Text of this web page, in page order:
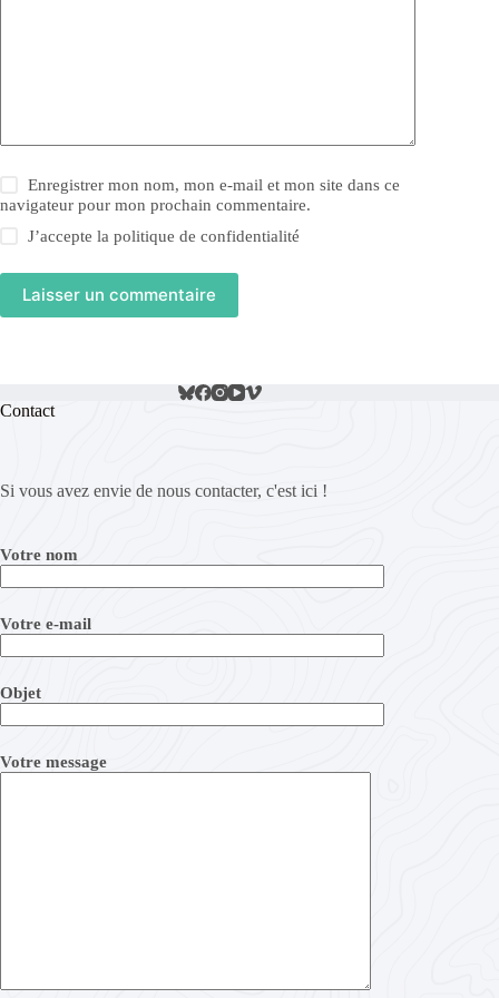
Enregistrer mon nom, mon e-mail et mon site dans ce
navigateur pour mon prochain commentaire.
J’accepte lapolitique de confidentialité
Laisser un commentaire
Contact
Si vous avez envie de nous contacter, c'est ici !
Votre nom
Votre e-mail
Objet
Votre message